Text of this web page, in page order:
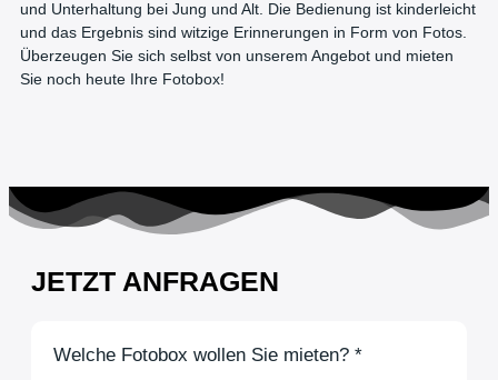
und Unterhaltung bei Jung und Alt. Die Bedienung ist kinderleicht
und das Ergebnis sind witzige Erinnerungen in Form von Fotos.
Überzeugen Sie sich selbst von unserem Angebot und mieten
Sie noch heute Ihre Fotobox!
JETZT ANFRAGEN
Welche Fotobox wollen Sie mieten? *